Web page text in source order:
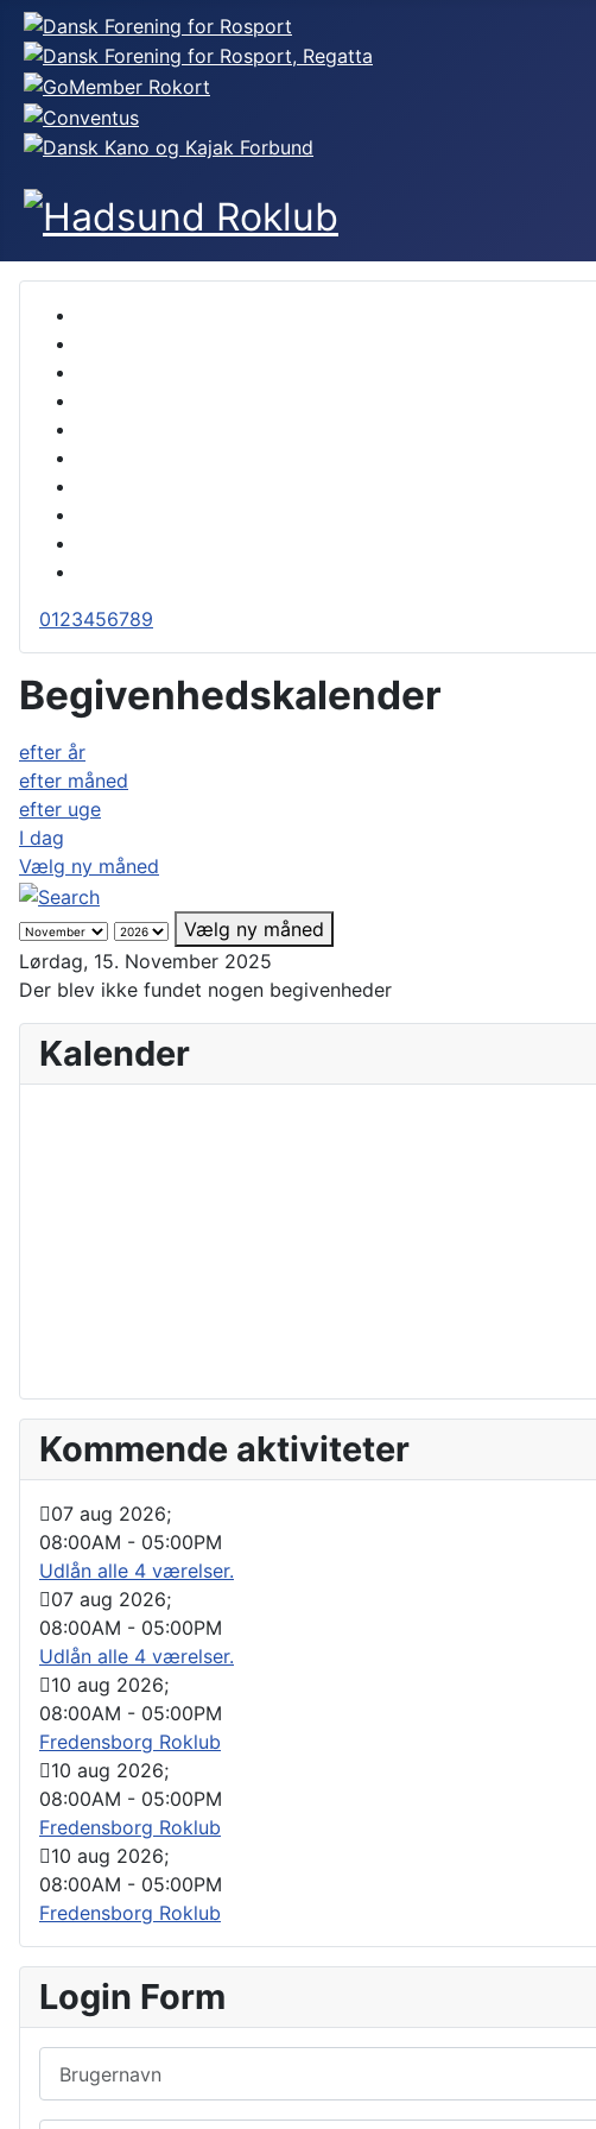
0123456789
Begivenhedskalender
efter år
efter måned
efter uge
I dag
Vælg ny måned
Vælg ny måned
Lørdag, 15. November 2025
Der blev ikke fundet nogen begivenheder
Kalender
Kommende aktiviteter
07 aug 2026;
08:00AM - 05:00PM
Udlån alle 4 værelser.
07 aug 2026;
08:00AM - 05:00PM
Udlån alle 4 værelser.
10 aug 2026;
08:00AM - 05:00PM
Fredensborg Roklub
10 aug 2026;
08:00AM - 05:00PM
Fredensborg Roklub
10 aug 2026;
08:00AM - 05:00PM
Fredensborg Roklub
Login Form